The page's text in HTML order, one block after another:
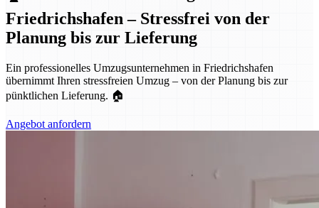
Friedrichshafen – Stressfrei von der
Planung bis zur Lieferung
Ein professionelles Umzugsunternehmen in Friedrichshafen
übernimmt Ihren stressfreien Umzug – von der Planung bis zur
pünktlichen Lieferung. 🏠
Angebot anfordern